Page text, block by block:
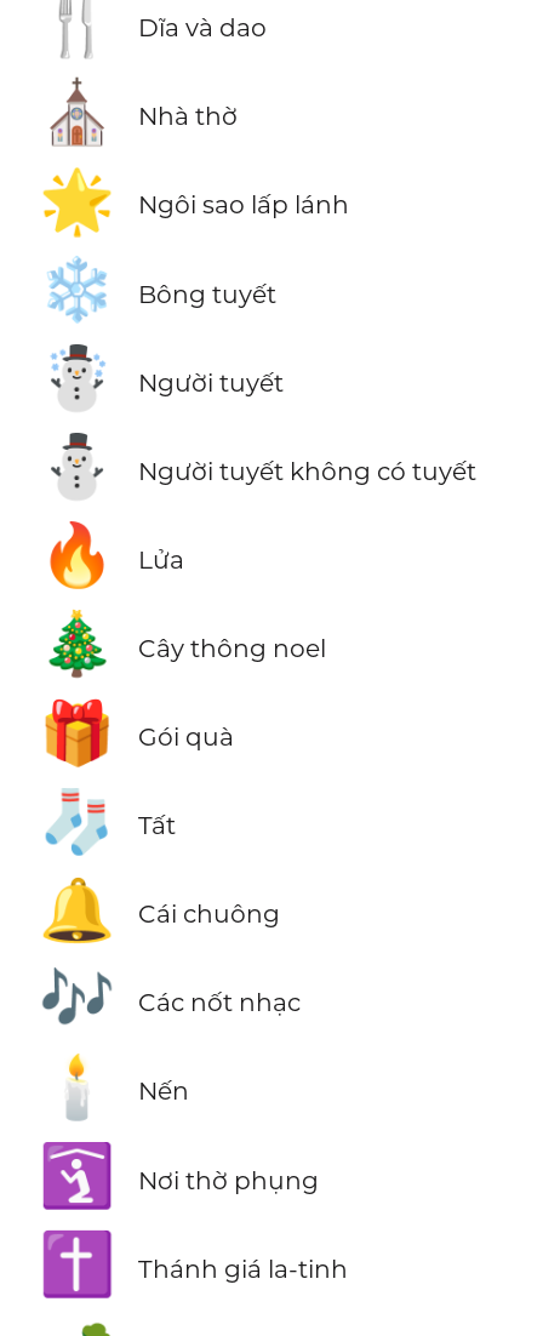
🍴 Dĩa và dao
⛪ Nhà thờ
🌟 Ngôi sao lấp lánh
❄️ Bông tuyết
☃️ Người tuyết
⛄ Người tuyết không có tuyết
🔥 Lửa
🎄 Cây thông noel
🎁 Gói quà
🧦 Tất
🔔 Cái chuông
🎶 Các nốt nhạc
🕯️ Nến
🛐 Nơi thờ phụng
✝️ Thánh giá la-tinh